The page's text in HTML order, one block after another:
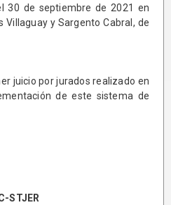
30 de septiembre de 2021 en
Villaguay y Sargento Cabral, de
juicio por jurados realizado en
de este sistema de
STJER